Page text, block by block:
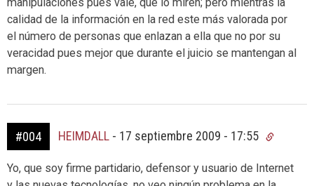
manipulaciones pues vale, que lo miren; pero mientras la
calidad de la información en la red este más valorada por
el número de personas que enlazan a ella que no por su
veracidad pues mejor que durante el juicio se mantengan al
margen.
#004 HEIMDALL - 17 septiembre 2009 - 17:55
Yo, que soy firme partidario, defensor y usuario de Internet